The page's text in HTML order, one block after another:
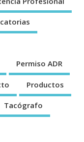
Permiso ADR
Productos
Tacógrafo